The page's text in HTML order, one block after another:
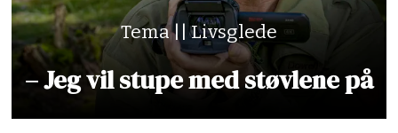
Tema || Livsglede
– Jeg vil stupe med støvlene på